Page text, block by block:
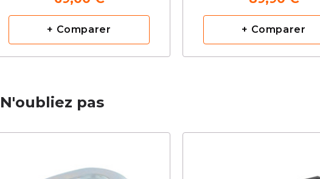
+ Comparer + Comparer
N'oubliez pas